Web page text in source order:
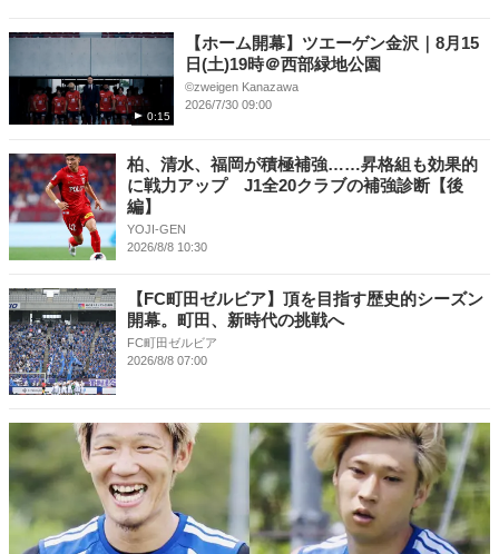
0:15
【ホーム開幕】ツエーゲン金沢｜8月15
日(土)19時＠西部緑地公園
©︎zweigen Kanazawa
2026/7/30 09:00
柏、清水、福岡が積極補強……昇格組も効果的
に戦力アップ J1全20クラブの補強診断【後
編】
YOJI-GEN
2026/8/8 10:30
【FC町田ゼルビア】頂を目指す歴史的シーズン
開幕。町田、新時代の挑戦へ
FC町田ゼルビア
2026/8/8 07:00